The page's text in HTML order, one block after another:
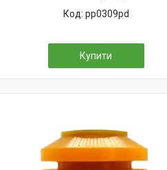
pp0309pd
Купити